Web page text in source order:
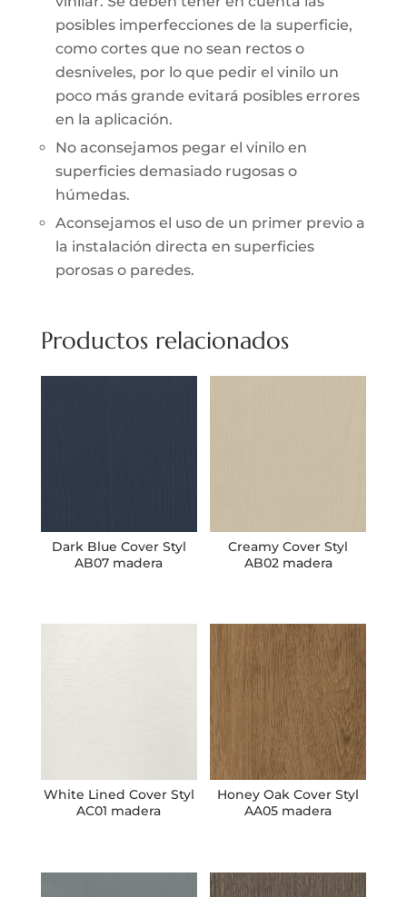
posibles imperfecciones de la superficie,
como cortes que no sean rectos o
desniveles, por lo que pedir el vinilo un
poco más grande evitará posibles errores
en la aplicación.
No aconsejamos pegar el vinilo en
superficies demasiado rugosas o
húmedas.
Aconsejamos el uso de un primer previo a
la instalación directa en superficies
porosas o paredes.
Productos relacionados
Dark Blue Cover Styl
AB07 madera
Creamy Cover Styl
AB02 madera
White Lined Cover Styl
AC01 madera
Honey Oak Cover Styl
AA05 madera